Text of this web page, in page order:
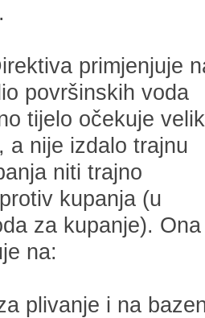
primjenjuje
površinskih voda
tijelo očekuje velik
a nije izdalo trajnu
niti trajno
kupanja (u
za kupanje).
na:
plivanje i na